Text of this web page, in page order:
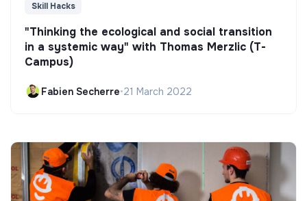
Skill Hacks
"Thinking the ecological and social transition
in a systemic way" with Thomas Merzlic (T-
Campus)
Fabien Secherre•21 March 2022